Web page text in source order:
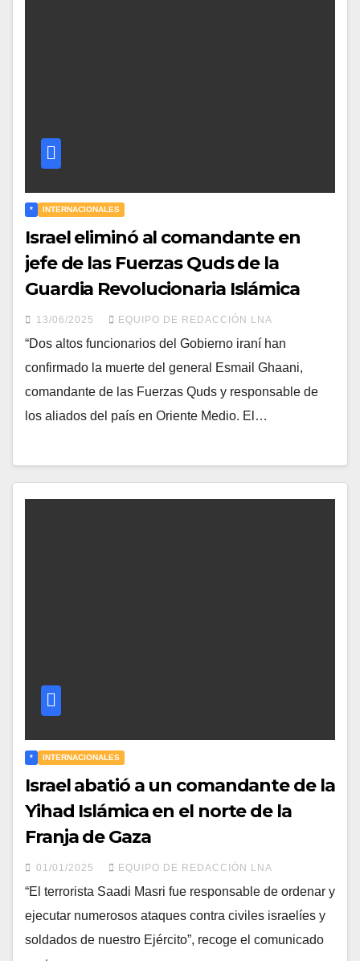
* INTERNACIONALES
Israel eliminó al comandante en
jefe de las Fuerzas Quds de la
Guardia Revolucionaria Islámica
13/06/2025 EQUIPO DE REDACCIÓN LNA
“Dos altos funcionarios del Gobierno iraní han
confirmado la muerte del general Esmail Ghaani,
comandante de las Fuerzas Quds y responsable de
los aliados del país en Oriente Medio. El…
* INTERNACIONALES
Israel abatió a un comandante de la
Yihad Islámica en el norte de la
Franja de Gaza
01/01/2025 EQUIPO DE REDACCIÓN LNA
“El terrorista Saadi Masri fue responsable de ordenar y
ejecutar numerosos ataques contra civiles israelíes y
soldados de nuestro Ejército”, recoge el comunicado